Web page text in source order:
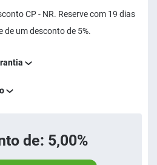
CP - NR. Reserve com 19 dias
de um desconto de 5%.
de: 5,00%